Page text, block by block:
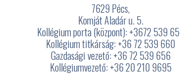
7629 Pécs,
Komját Aladár u. 5.
Kollégium porta (központ): +3672 539
Kollégium titkárság: +36 72 539 660
Gazdasági vezető: +36 72 539 656
Kollégiumvezető: +36 20 210 9695